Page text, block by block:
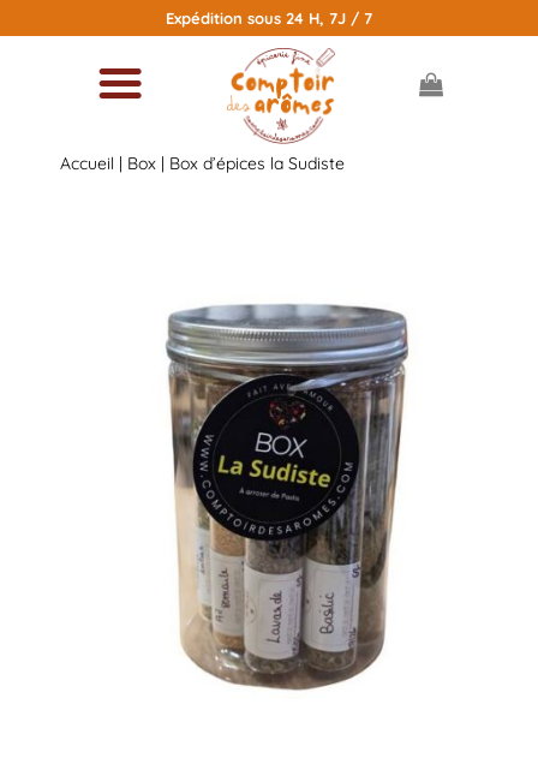
au
Expédition sous 24 H, 7J / 7
Accueil | Box | Box d’épices la Sudiste